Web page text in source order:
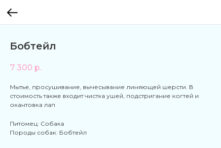
Бобтейл
7 300 р.
Мытье, просушивание, вычесывание линяющей шерсти. В
стоимость также входит чистка ушей, подстригание когтей и
окантовка лап
Питомец: Собака
Породы собак: Бобтейл